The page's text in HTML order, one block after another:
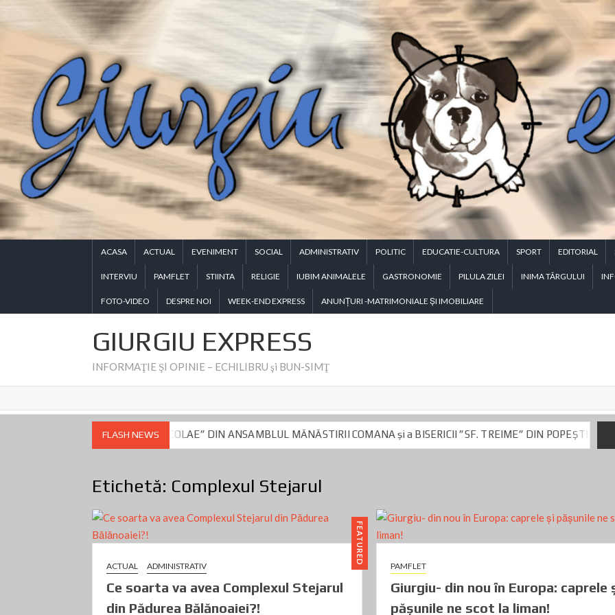
to
ACASA ACTUAL EVENIMENT SOCIAL ADMINISTRATIV POLITIC EDUCATIE-CULTURA SPORT EDITORIAL
INTERVIU PAMFLET STIINTA RELIGIE IUBIM ANIMALELE GASTRONOMIE PILULA ZILEI INIMA TÂRGULUI
FOTO-VIDEO DESPRE NOI WEEK-END EXPRESS ANUNŢURI -MATRIMONIALE ŞI IMOBILIARE
GIURGIU EXPRESS
INFORMAŢIE ŞI OPINIE – ECHILIBRU şi BUN-SIMŢ
FLASH NEWS
A BISERICII „SF. NICOLAE” DIN ANSAMBLUL MĂNĂSTIRII COMANA și a BISERICII ”SF. TREIME” DIN POPEȘTI – MIHĂILEȘTI
A BISERICII „SF. NICOLAE” DIN ANSAMBLUL MĂNĂSTIRII COMANA și a BISERICII ”SF. TREIME” DIN POPEȘTI – MIHĂILEȘTI
Cu politica la car-
Etichetă: Complexul Stejarul
FEATURED
ACTUAL ADMINISTRATIV
Ce soarta va avea Complexul Stejarul
din Pădurea Bălănoaiei?!
PAMFLET
Giurgiu- din nou în Europa: caprele
păşunile ne scot la liman!